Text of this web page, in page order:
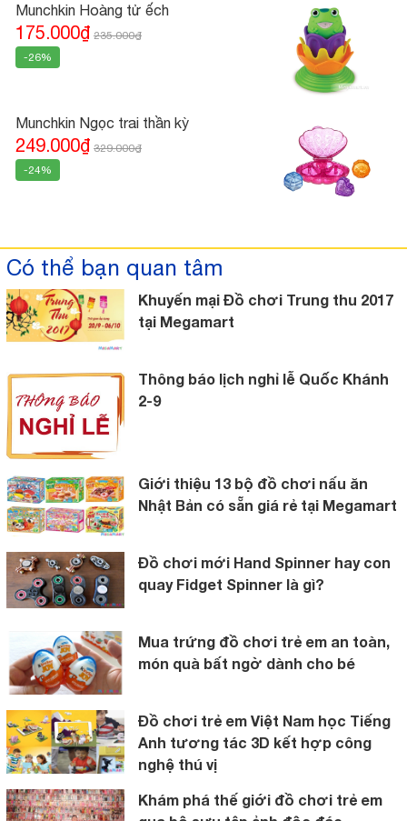
Munchkin Hoàng tử ếch
175.000₫ 235.000₫
-26%
Munchkin Ngọc trai thần kỳ
249.000₫ 329.000₫
-24%
Có thể bạn quan tâm
Khuyến mại Đồ chơi Trung thu 2017
tại Megamart
Thông báo lịch nghỉ lễ Quốc Khánh
2-9
Giới thiệu 13 bộ đồ chơi nấu ăn
Nhật Bản có sẵn giá rẻ tại Megamart
Đồ chơi mới Hand Spinner hay con
quay Fidget Spinner là gì?
Mua trứng đồ chơi trẻ em an toàn,
món quà bất ngờ dành cho bé
Đồ chơi trẻ em Việt Nam học Tiếng
Anh tương tác 3D kết hợp công
nghệ thú vị
Khám phá thế giới đồ chơi trẻ em